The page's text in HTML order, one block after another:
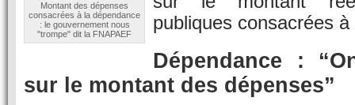
Montant des dépenses
consacrées à la dépendance
: le gouvernement nous
"trompe" dit la FNAPAEF
publiques consacrées
Dépendance :
sur le montant des dépenses”